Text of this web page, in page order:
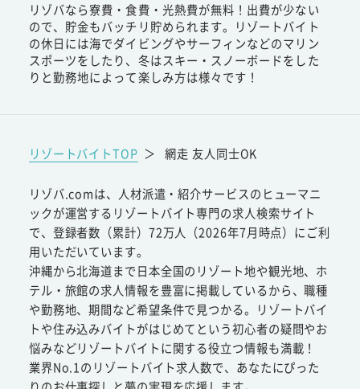
リゾバなら寮費・食費・光熱費が無料！出費が少ない
ので、貯金もバッチリ貯められます。リゾートバイト
の休日には海でダイビングやサーフィンなどのマリン
スポーツをしたり、冬はスキー・スノーボードをした
りと勤務地によって楽しみ方は様々です！
リゾートバイトTOP ＞ 網走 友人同士OK
リゾバ.comは、人材派遣・紹介サービスのヒューマニ
ックが運営するリゾートバイト専門の求人検索サイト
で、登録者数（累計）72万人（2026年7月時点）にご利
用いただいています。
沖縄から北海道まで日本全国のリゾート地や観光地、ホ
テル・旅館の求人情報を豊富に掲載しているから、職種
や勤務地、期間など希望条件で見つかる。リゾートバイ
トや住み込みバイトがはじめてという初心者の疑問やお
悩みなどリゾートバイトに関する役立つ情報も満載！
業界No.1のリゾートバイト求人数で、あなたにぴった